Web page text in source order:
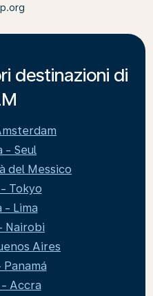
destinazioni di
- Seul
del Messico
Tokyo
- Lima
Nairobi
Aires
Accra